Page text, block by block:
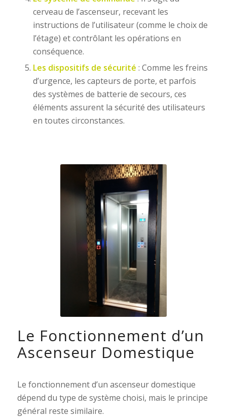
cerveau de l’ascenseur, recevant les
instructions de l’utilisateur (comme le choix de
l’étage) et contrôlant les opérations en
conséquence.
Les dispositifs de sécurité : Comme les freins
d’urgence, les capteurs de porte, et parfois
des systèmes de batterie de secours, ces
éléments assurent la sécurité des utilisateurs
en toutes circonstances.
Le Fonctionnement d’un
Ascenseur Domestique
Le fonctionnement d’un ascenseur domestique
dépend du type de système choisi, mais le principe
général reste similaire.